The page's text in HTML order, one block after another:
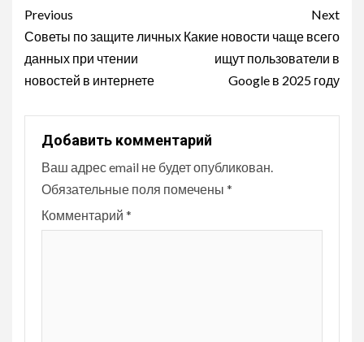
Continue
Reading
Previous
Советы по защите личных
данных при чтении
новостей в интернете
Next
Какие новости чаще всего
ищут пользователи в
Google в 2025 году
Добавить комментарий
Ваш адрес email не будет опубликован.
Обязательные поля помечены *
Комментарий *